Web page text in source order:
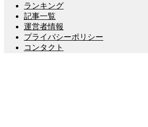
ランキング
記事一覧
運営者情報
プライバシーポリシー
コンタクト